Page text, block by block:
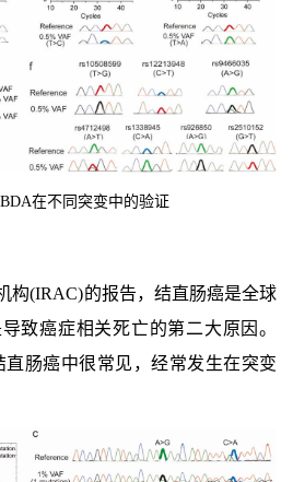
在不同突变中的验证
构(IRAC)的报告，结直肠癌是全球
致癌症相关死亡的第二大原因。
直肠癌中很常见，经常发生在突变